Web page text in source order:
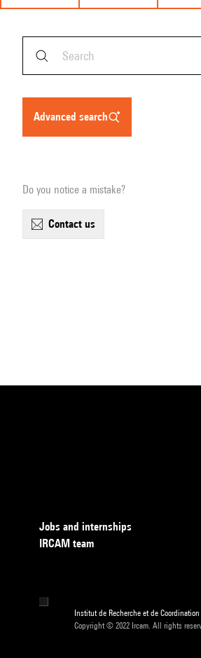
advanced search
Do you notice a mistake?
contact us
Jobs and internships
IRCAM team
Institut de Recherche et de
Copyright © 2022 Ircam. All rights